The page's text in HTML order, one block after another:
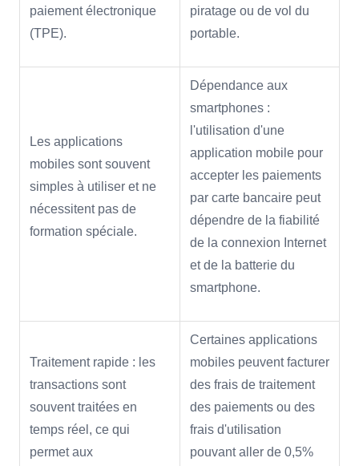
paiement électronique
(TPE).
piratage ou de vol du
portable.
Les applications
mobiles sont souvent
simples à utiliser et ne
nécessitent pas de
formation spéciale.
Dépendance aux
smartphones :
l'utilisation d'une
application mobile pour
accepter les paiements
par carte bancaire peut
dépendre de la fiabilité
de la connexion Internet
et de la batterie du
smartphone.
Traitement rapide : les
transactions sont
souvent traitées en
temps réel, ce qui
permet aux
Certaines applications
mobiles peuvent facturer
des frais de traitement
des paiements ou des
frais d'utilisation
pouvant aller de 0,5%